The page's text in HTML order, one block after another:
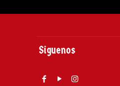
Siguenos